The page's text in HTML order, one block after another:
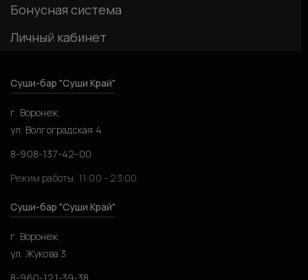
Бонусная система
Личный кабинет
Суши-бар "Суши Край"
г. Воронеж,
ул. Волгоградская 4
8-908-137-42-00
Режим работы: 11:00 - 23:00
Суши-бар "Суши Край"
г. Воронеж,
ул. Жукова 3